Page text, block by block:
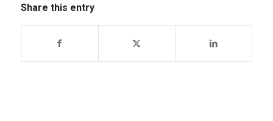
Share this entry